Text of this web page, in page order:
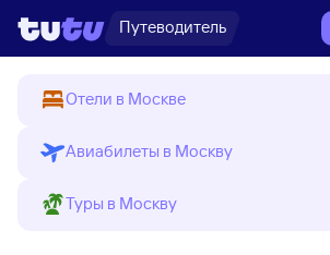
Путеводитель
Отели в Москве
Авиабилеты в Москву
Туры в Москву